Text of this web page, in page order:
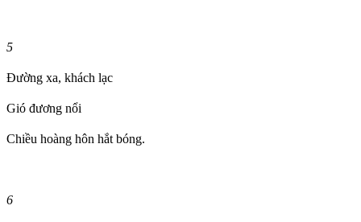
5
Đường xa, khách lạc
Gió đương nổi
Chiều hoàng hôn hắt bóng.
6